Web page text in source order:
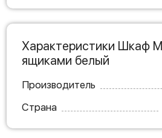
Характеристики Шкаф
ящиками белый
Производитель
Страна